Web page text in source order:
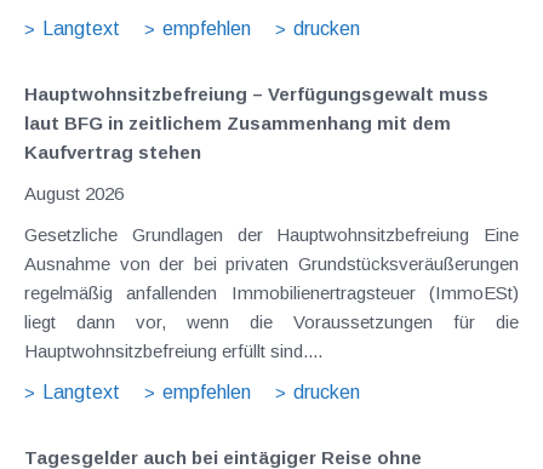
Langtext
empfehlen drucken
Hauptwohnsitz​­befreiung – Verfügungsgewalt muss
laut BFG in zeitlichem Zusammenhang mit dem
Kaufvertrag stehen
August 2026
Gesetzliche Grundlagen der Hauptwohnsitzbefreiung Eine
Ausnahme von der bei privaten Grundstücksveräußerungen
regelmäßig anfallenden Immobilienertragsteuer (ImmoESt)
liegt dann vor, wenn die Voraussetzungen für die
Hauptwohnsitzbefreiung erfüllt sind....
Langtext
empfehlen drucken
Tagesgelder auch bei eintägiger Reise ohne